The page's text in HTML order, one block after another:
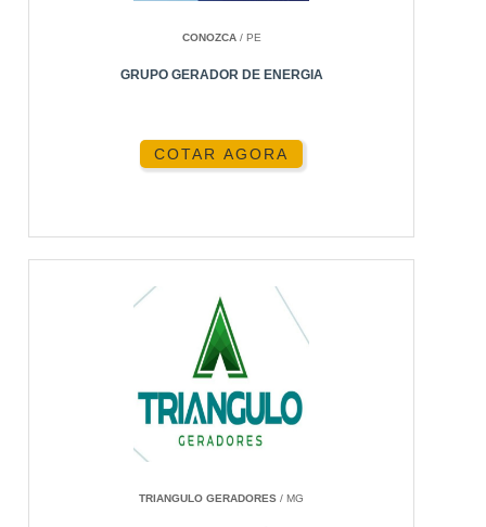
CONOZCA/ PE
GRUPO GERADOR DE ENERGIA
COTAR AGORA
TRIANGULO GERADORES / MG